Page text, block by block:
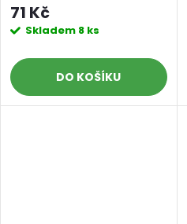
71 Kč
Skladem 8 ks
DO KOŠÍKU